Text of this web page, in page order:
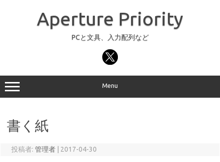
Aperture Priority
PCと文具、入力配列など
Menu
書く紙
投稿者: 管理者 2017-04-30